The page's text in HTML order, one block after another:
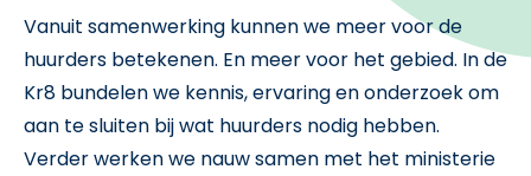
Vanuit samenwerking kunnen we meer voor de
huurders betekenen. En meer voor het gebied. In de
Kr8 bundelen we kennis, ervaring en onderzoek om
aan te sluiten bij wat huurders nodig hebben.
Verder werken we nauw samen met het ministerie